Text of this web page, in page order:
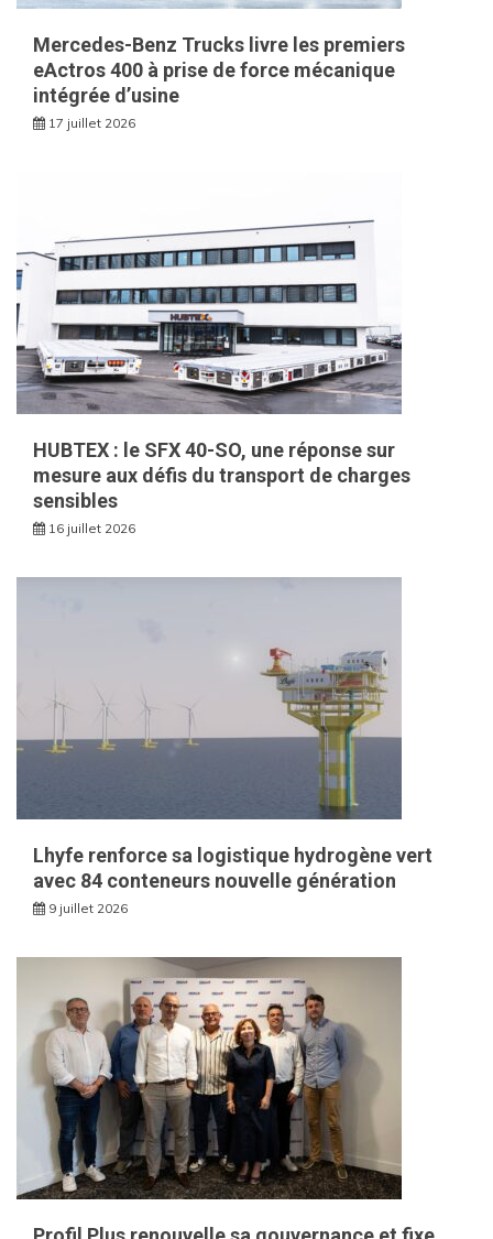
Mercedes-Benz Trucks livre les premiers
eActros 400 à prise de force mécanique
intégrée d’usine
17 juillet 2026
HUBTEX : le SFX 40-SO, une réponse sur
mesure aux défis du transport de charges
sensibles
16 juillet 2026
Lhyfe renforce sa logistique hydrogène vert
avec 84 conteneurs nouvelle génération
9 juillet 2026